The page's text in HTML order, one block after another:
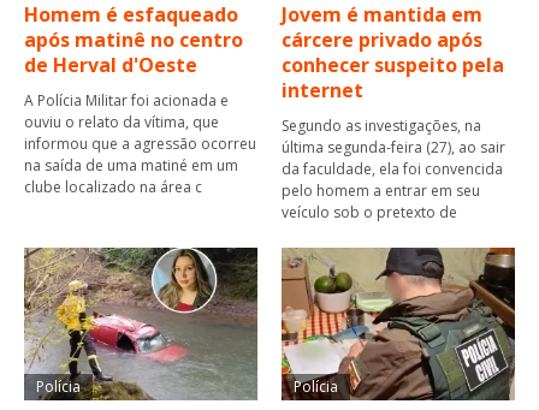
Homem é esfaqueado
após matinê no centro
de Herval d'Oeste
A Polícia Militar foi acionada e
ouviu o relato da vítima, que
informou que a agressão ocorreu
na saída de uma matiné em um
clube localizado na área c
Jovem é mantida em
cárcere privado após
conhecer suspeito pela
internet
Segundo as investigações, na
última segunda-feira (27), ao sair
da faculdade, ela foi convencida
pelo homem a entrar em seu
veículo sob o pretexto de
Polícia Polícia